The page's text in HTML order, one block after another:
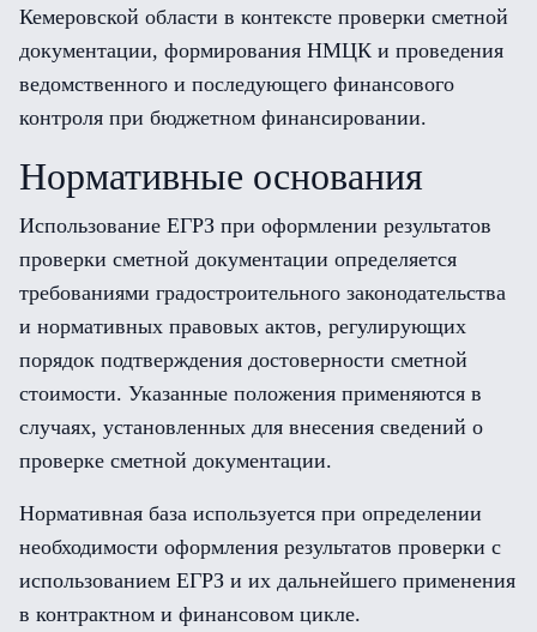
Кемеровской области в контексте проверки сметной
документации, формирования НМЦК и проведения
ведомственного и последующего финансового
контроля при бюджетном финансировании.
Нормативные основания
Использование ЕГРЗ при оформлении результатов
проверки сметной документации определяется
требованиями градостроительного законодательства
и нормативных правовых актов, регулирующих
порядок подтверждения достоверности сметной
стоимости. Указанные положения применяются в
случаях, установленных для внесения сведений о
проверке сметной документации.
Нормативная база используется при определении
необходимости оформления результатов проверки с
использованием ЕГРЗ и их дальнейшего применения
в контрактном и финансовом цикле.